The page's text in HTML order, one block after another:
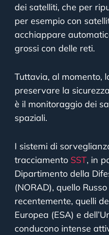
dei satelliti, che per
per esempio con
acchiappare
grossi con delle reti.
Tuttavia, al momento,
preservare la
è il monitoraggio dei
spaziali.
I sistemi di
tracciamento SST, in
Dipartimento della
(NORAD), quello
recentemente, quelli
Europea (ESA) e
conducono intense